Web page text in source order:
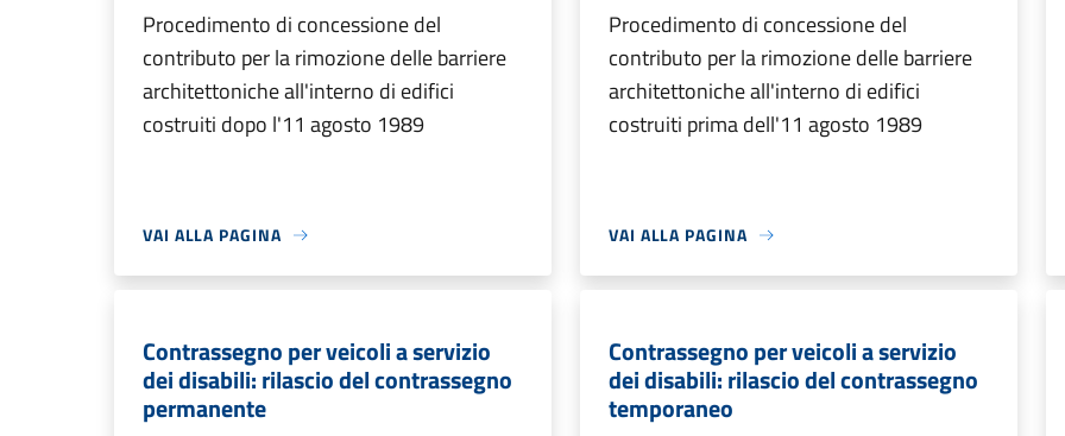
Procedimento di concessione del
contributo per la rimozione delle barriere
architettoniche all'interno di edifici
costruiti dopo l'11 agosto 1989
VAI ALLA PAGINA
Procedimento di concessione del
contributo per la rimozione delle barriere
architettoniche all'interno di edifici
costruiti prima dell'11 agosto 1989
VAI ALLA PAGINA
Contrassegno per veicoli a servizio
dei disabili: rilascio del contrassegno
permanente
Contrassegno per veicoli a servizio
dei disabili: rilascio del contrassegno
temporaneo